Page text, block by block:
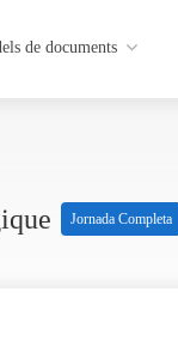
de documents
Jornada Completa